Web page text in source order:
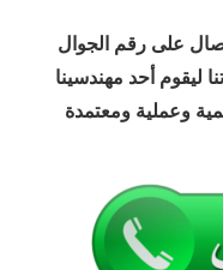
على رقم الجوال
ليقوم أحد مهندسينا
وعملية ومعتمدة